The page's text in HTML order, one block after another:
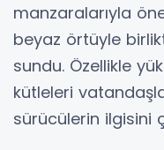
manzaralarıyla
beyaz örtüyle
sundu. Özellikle
kütleleri
sürücülerin ilgisini